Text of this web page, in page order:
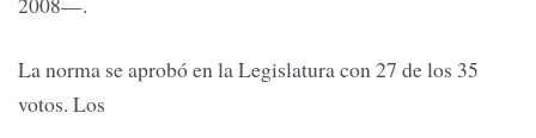
La norma se aprobó en la Legislatura con 27 de los 35
votos. Los